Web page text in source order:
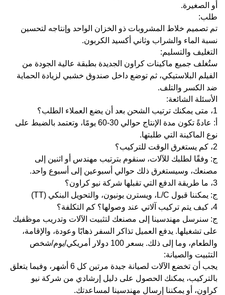
أو الصغيرة.
طلب:
تم تصميم خلاط المشروبات ذو الخزان الواحد وإنتاجه لتحسين
نسبة الماء والشراب وثاني أكسيد الكربون.
التغليف والتسليم:
ستُغلف جميع ماكينات كراون الجديدة بطبقة عالية الجودة من
الفيلم البلاستيكي، ثم توضع داخل صندوق خشبي لزيادة الحماية
ضد الكسر والتلف.
الأسئلة الشائعة:
1، متى يمكنك ترتيب الشحن بعد أن يضع العملاء الطلب؟
أ: عادةً تكون مدة الإنتاج حوالي 30-60 يومًا، وتعتمد بالضبط على
نوع الماكينة التي طلبتها.
2، كم يستغرق الوقت للتركيب؟
ج: وفقًا لطلبك للآلات، سنقوم بترتيب مهندس أو اثنين إلى
مصنعك، وسيستغرق ذلك حوالي أسبوعين إلى أسبوع واحد.
3، ما طريقة الدفع التي تقبلها شركة نيو كراون؟
ج: يمكننا قبول L/C، ويسترن يونيون، والتحويل البنكي (TT)
4، كيف يتم تركيب آلاتي عند وصولها؟ كم التكلفة؟
ج: سنرسل مهندسينا إلى مصنعك لتثبيت الآلات وتدريب موظفيك
على تشغيلها. يدفع العميل تذاكر السفر ذهابًا وعودة، والإقامة،
والطعام، وما إلى ذلك. بسعر 100 دولار أمريكي/يوم/شخص
التثبيت والصيانة:
يجب أن تخضع الآلات لصيانة جيدة مرتين كل 6 أشهر، وفيما يتعلق
بالتركيب، يمكنك الحصول على دليل إرشادي من شركة نيو
كراون، أو يمكننا إرسال مهندسينا لمساعدتك.